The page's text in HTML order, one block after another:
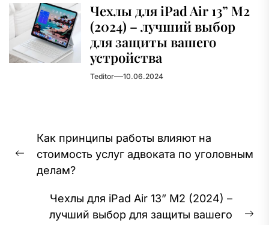
Чехлы для iPad Air 13” M2
(2024) – лучший выбор
для защиты вашего
устройства
Teditor 10.06.2024
по
записям
Предыдущая
запись:
Как принципы работы влияют на
стоимость услуг адвоката по уголовным
делам?
Чехлы для iPad Air 13” M2 (2024) –
лучший выбор для защиты вашего